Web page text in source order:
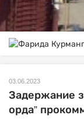
03.06.2023
Задержание
орда”